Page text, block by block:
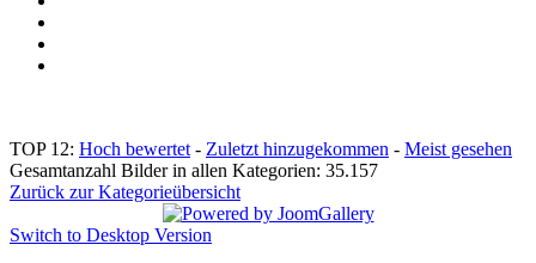
TOP 12: Hoch bewertet - Zuletzt hinzugekommen - Meist gesehen
Gesamtanzahl Bilder in allen Kategorien: 35.157
Zurück zur Kategorieübersicht
Switch to Desktop Version